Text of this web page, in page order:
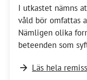
I utkastet nämns
våld bör omfattas
Nämligen olika
beteenden som
Läs hela